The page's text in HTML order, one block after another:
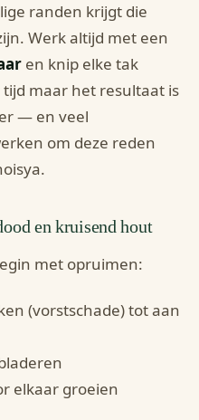
randen krijgt die
Werk altijd met een
en knip elke tak
maar het resultaat is
— en veel
om deze reden
en kruisend hout
met opruimen:
(vorstschade) tot aan
elkaar groeien